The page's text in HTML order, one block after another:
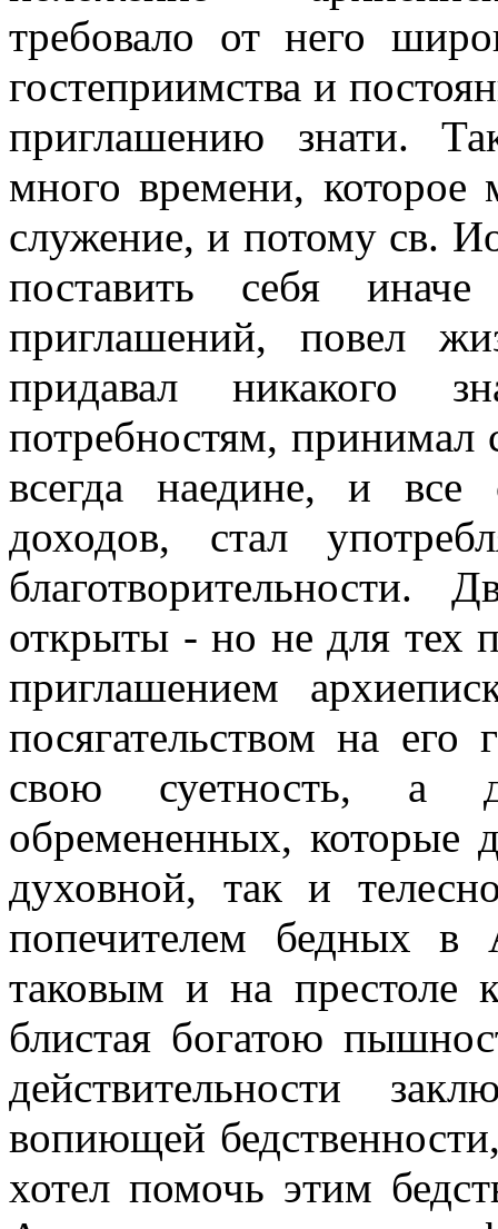
требовало от него
гостеприимства и
приглашению знати.
много времени, которое
служение, и потому св.
поставить себя
приглашений, повел
придавал никакого
потребностям,
всегда наедине, и все
доходов, стал
открыты - но не для тех
приглашением
посягательством на его
свою суетность, а
обремененных, которые
духовной, так и
попечителем бедных в
таковым и на престоле
блистая богатою
действительности
вопиющей
хотел помочь этим